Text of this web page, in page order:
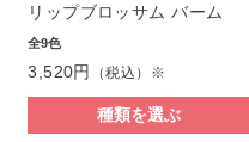
リップブロッサム バーム
全9色
3,520円 （税込）※
種類を選ぶ